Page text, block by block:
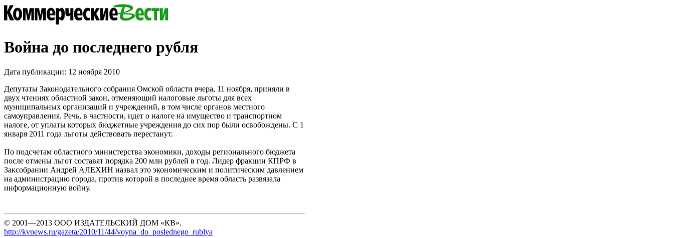
Война до последнего рубля
Дата публикации: 12 ноября 2010
Депутаты Законодательного собрания Омской области вчера, 11 ноября, приняли в
двух чтениях областной закон, отменяющий налоговые льготы для всех
муниципальных организаций и учреждений, в том числе органов местного
самоуправления. Речь, в частности, идет о налоге на имущество и транспортном
налоге, от уплаты которых бюджетные учреждения до сих пор были освобождены. С 1
января 2011 года льготы действовать перестанут.
По подсчетам областного министерства экономики, доходы регионального бюджета
после отмены льгот составят порядка 200 млн рублей в год. Лидер фракции КПРФ в
Заксобрании Андрей АЛЕХИН назвал это экономическим и политическим давлением
на администрацию города, против которой в последнее время область развязала
информационную войну.
© 2001—2013 ООО ИЗДАТЕЛЬСКИЙ ДОМ «КВ».
http://kvnews.ru/gazeta/2010/11/44/voyna_do_poslednego_rublya